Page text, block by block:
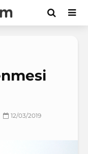
12/03/2019